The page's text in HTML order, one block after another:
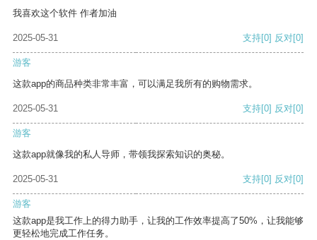
我喜欢这个软件 作者加油
2025-05-31 支持[0] 反对[0]
游客
这款app的商品种类非常丰富，可以满足我所有的购物需求。
2025-05-31 支持[0] 反对[0]
游客
这款app就像我的私人导师，带领我探索知识的奥秘。
2025-05-31 支持[0] 反对[0]
游客
这款app是我工作上的得力助手，让我的工作效率提高了50%，让我能够
更轻松地完成工作任务。